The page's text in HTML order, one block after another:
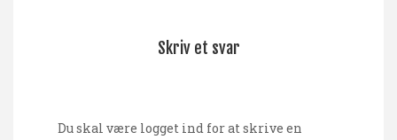
Skriv et svar
Du skal være logget ind for at skrive en